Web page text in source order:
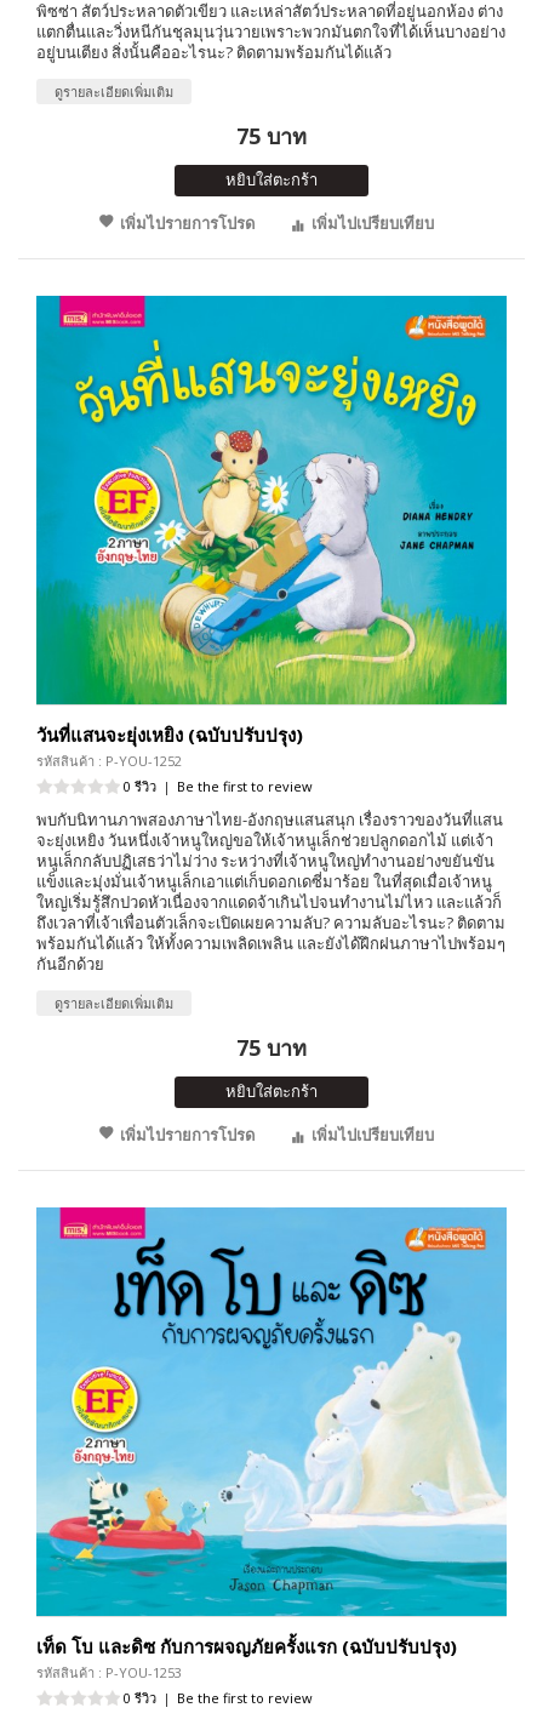
พิซซ่า สัตว์ประหลาดตัวเขียว และเหล่าสัตว์ประหลาดที่อยู่นอกห้อง ต่าง
แตกตื่นและวิ่งหนีกันชุลมุนวุ่นวายเพราะพวกมันตกใจที่ได้เห็นบางอย่าง
อยู่บนเตียง สิ่งนั้นคืออะไรนะ? ติดตามพร้อมกันได้แล้ว
ดูรายละเอียดเพิ่มเติม
75 บาท
หยิบใส่ตะกร้า
เพิ่มไปรายการโปรด
เพิ่มไปเปรียบเทียบ
วันที่แสนจะยุ่งเหยิง (ฉบับปรับปรุง)
รหัสสินค้า : P-YOU-1252
0 รีวิว | Be the first to review
พบกับนิทานภาพสองภาษาไทย-อังกฤษแสนสนุก เรื่องราวของวันที่แสน
จะยุ่งเหยิง วันหนึ่งเจ้าหนูใหญ่ขอให้เจ้าหนูเล็กช่วยปลูกดอกไม้ แต่เจ้า
หนูเล็กกลับปฏิเสธว่าไม่ว่าง ระหว่างที่เจ้าหนูใหญ่ทำงานอย่างขยันขัน
แข็งและมุ่งมั่นเจ้าหนูเล็กเอาแต่เก็บดอกเดซี่มาร้อย ในที่สุดเมื่อเจ้าหนู
ใหญ่เริ่มรู้สึกปวดหัวเนื่องจากแดดจ้าเกินไปจนทำงานไม่ไหว และแล้วก็
ถึงเวลาที่เจ้าเพื่อนตัวเล็กจะเปิดเผยความลับ? ความลับอะไรนะ? ติดตาม
พร้อมกันได้แล้ว ให้ทั้งความเพลิดเพลิน และยังได้ฝึกฝนภาษาไปพร้อมๆ
กันอีกด้วย
ดูรายละเอียดเพิ่มเติม
75 บาท
หยิบใส่ตะกร้า
เพิ่มไปรายการโปรด
เพิ่มไปเปรียบเทียบ
เท็ด โบ และดิซ กับการผจญภัยครั้งแรก (ฉบับปรับปรุง)
รหัสสินค้า : P-YOU-1253
0 รีวิว | Be the first to review